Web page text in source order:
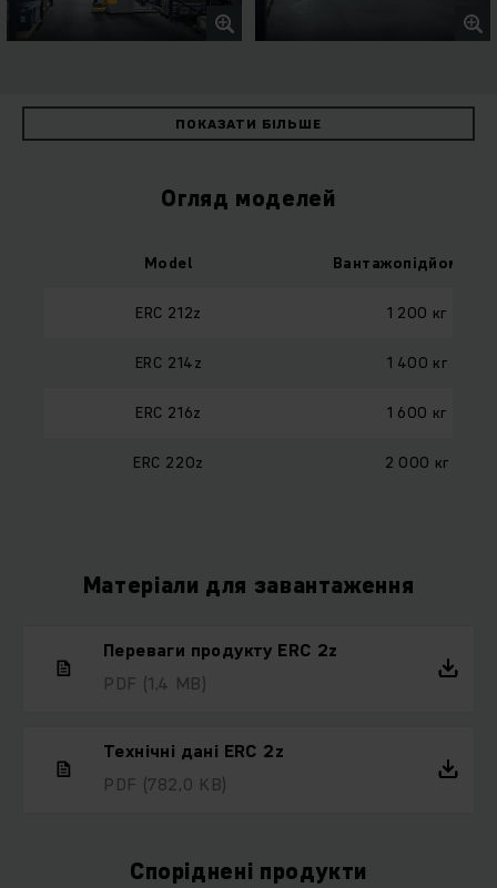
ПОКАЗАТИ БІЛЬШЕ
Огляд моделей
Model
ERC 212z 1 200 кг
ERC 214z 1 400 кг
ERC 216z 1 600 кг
ERC 220z 2 000 кг
Матеріали для завантаження
Переваги продукту ERC 2z
PDF (1,4 MB)
Технічні дані ERC 2z
PDF (782,0 KB)
Споріднені продукти